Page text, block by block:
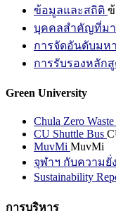
ข้อมูลและสถิติ
บุคคลสำคัญที่มา
การจัดอันดับมห
การรับรองหลัก
Green University
Chula Zero Waste
CU Shuttle Bus
MuvMi MuvMi
จุฬาฯ กับความยั่
Sustainability
การบริหาร